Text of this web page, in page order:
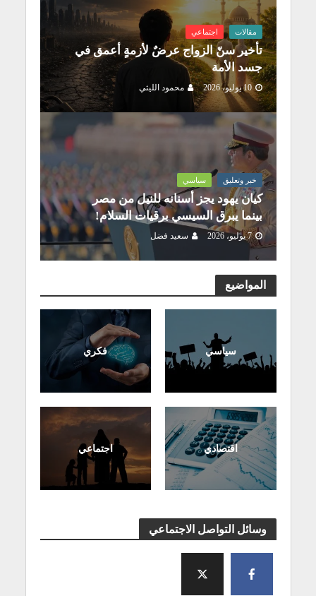
مقالات اجتماعي
تأخير سنّ الزواج عرضٌ لأزمةٍ أعمق في
جسد الأمة
10 يوليو، 2026 محمود الليثي
خبر وتعليق سياسي
كيان يهود يجز أسنانه للنيل من مصر
بينما يبرق السيسي برقيات السلام!
7 يوليو، 2026 سعيد فضل
المواضيع
سياسي فكري
اقتصادي اجتماعي
وسائل التواصل الاجتماعي